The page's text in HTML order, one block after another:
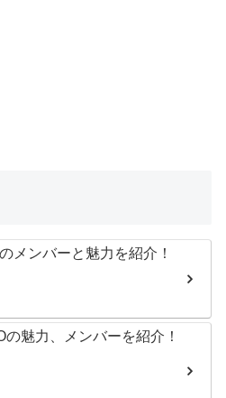
メンバーと魅力を紹介！
の魅力、メンバーを紹介！